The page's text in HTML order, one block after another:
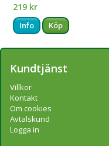
219 kr
Info Köp
Kundtjänst
Villkor
Kontakt
Om cookies
Avtalskund
Logga in